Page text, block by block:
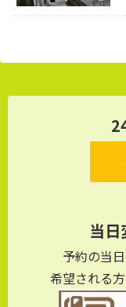
当
予約の当
希望される